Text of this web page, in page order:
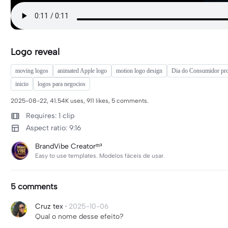
Logo reveal
moving logos animated Apple logo motion logo design Dia do Consumidor
inicio
logos para negocios
2025-08-22, 41.54K uses, 911 likes, 5 comments.
Requires: 1 clip
Aspect ratio: 9:16
BrandVibe Creatorᵐ³
Easy to use templates. Modelos fáceis de usar.
5 comments
Cruz tex · 2025-10-06
Qual o nome desse efeito?